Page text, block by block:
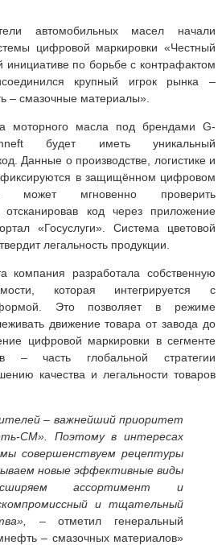
автомобильных масел начали
цифровой маркировки «Честный
инициативе по борьбе с контрафактом
крупный игрок рынка –
– смазочные материалы».
моторного масла под брендами G-
будет иметь уникальный
Данные о производстве, логистике и
фиксируются в защищённом цифровом
может мгновенно проверить
отсканировав код через приложение
«Госуслуги». Система цветовой
легальность продукции.
компания разработала собственную
которая интегрируется с
Это позволяет в режиме
движение товара от завода до
цифровой маркировки в сегменте
– часть глобальной стратегии
качества и легальности товаров
– важнейший приоритет
СМ». Поэтому в интересах
совершенствуем рецептуры
новые эффективные виды
ассортимент и
и тщательный
– отметил генеральный
– смазочных материалов»